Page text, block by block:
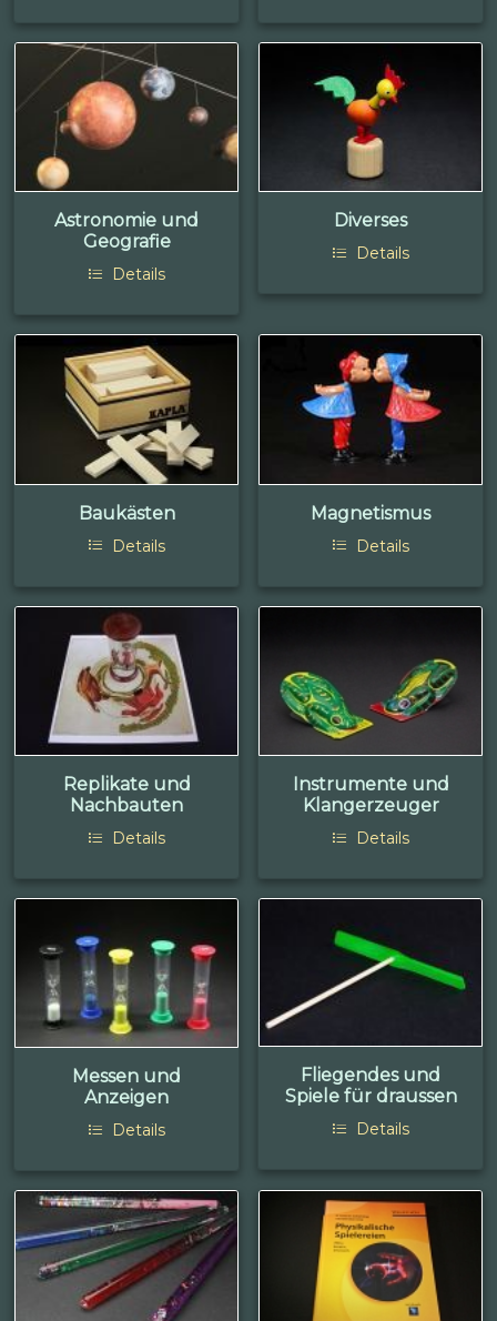
Astronomie und
Geografie
Details
Diverses
Details
Baukästen
Details
Magnetismus
Details
Replikate und
Nachbauten
Details
Instrumente und
Klangerzeuger
Details
Messen und
Anzeigen
Details
Fliegendes und
Spiele für draussen
Details